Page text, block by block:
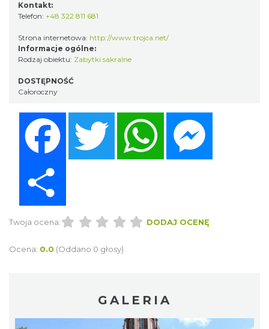
Kontakt:
Telefon: +48 322 811 681
Strona internetowa: http://www.trojca.net/
Informacje ogólne:
Rodzaj obiektu: Zabytki sakralne
DOSTĘPNOŚĆ
Całoroczny
Twitter WhatsApp
Twoja ocena: DODAJ OCENĘ
Ocena: 0.0 (Oddano 0 głosy)
GALERIA